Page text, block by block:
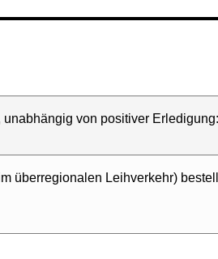
von positiver Erledigung:
überregionalen Leihverkehr)